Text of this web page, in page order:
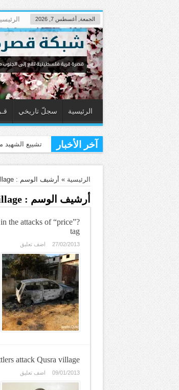
الجمعة, أغسطس 7, 2026
الرئيسية سجلّ تاريخي
آخر الأخبار
الرئيسية » أرشيف الوسم : Israeli settlers attack Qusra village
أرشيف الوسم :
the attacks of “price
tag
27/02/2013 اضف تعليق
attack Qusra village
09/01/2013 اضف تعليق